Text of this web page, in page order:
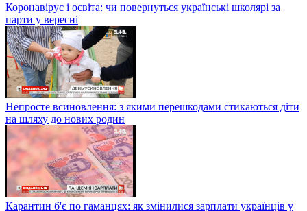
Коронавірус і освіта: чи повернуться українські школярі за
парти у вересні
Непросте всиновлення: з якими перешкодами стикаються діти
на шляху до нових родин
Карантин б'є по гаманцях: як змінилися зарплати українців у